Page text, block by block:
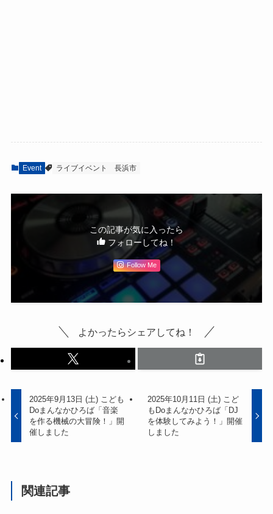
Event ライブイベント 長浜市
この記事が気に入ったら
フォローしてね！
Follow Me
よかったらシェアしてね！
2025年9月13日 (土) こども
Doまんなかひろば「音楽
を作る機械の大冒険！」開
催しました
2025年10月11日 (土) こど
もDoまんなかひろば「DJ
を体験してみよう！」開催
しました
関連記事